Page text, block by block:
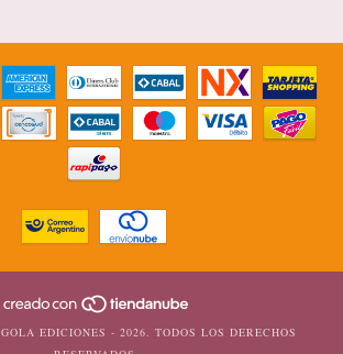
EDICIONES - 2026. TODOS LOS DERECHOS